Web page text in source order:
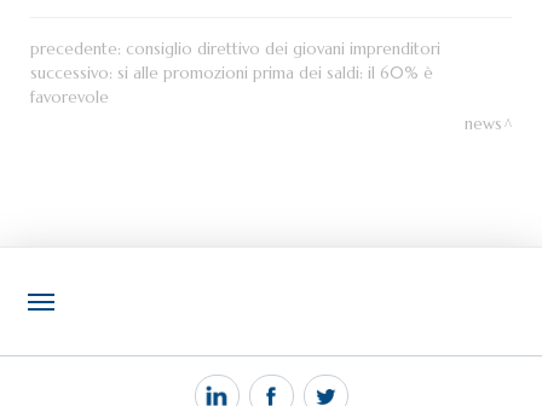
precedente: consiglio direttivo dei giovani imprenditori
successivo: si alle promozioni prima dei saldi: il 60% è
favorevole
news
NOTIZIE
PEC MANTOVA MAIL